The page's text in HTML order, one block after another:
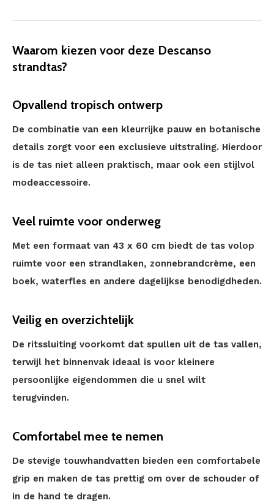
Waarom kiezen voor deze Descanso
strandtas?
Opvallend tropisch ontwerp
De combinatie van een kleurrijke pauw en botanische
details zorgt voor een exclusieve uitstraling. Hierdoor
is de tas niet alleen praktisch, maar ook een stijlvol
modeaccessoire.
Veel ruimte voor onderweg
Met een formaat van 43 x 60 cm biedt de tas volop
ruimte voor een strandlaken, zonnebrandcrème, een
boek, waterfles en andere dagelijkse benodigdheden.
Veilig en overzichtelijk
De ritssluiting voorkomt dat spullen uit de tas vallen,
terwijl het binnenvak ideaal is voor kleinere
persoonlijke eigendommen die u snel wilt
terugvinden.
Comfortabel mee te nemen
De stevige touwhandvatten bieden een comfortabele
grip en maken de tas prettig om over de schouder of
in de hand te dragen.